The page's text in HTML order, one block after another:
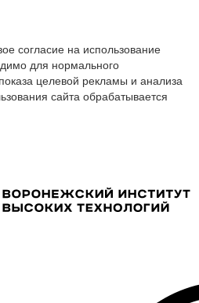
согласие на использование
для нормального
целевой рекламы и анализа
сайта обрабатывается